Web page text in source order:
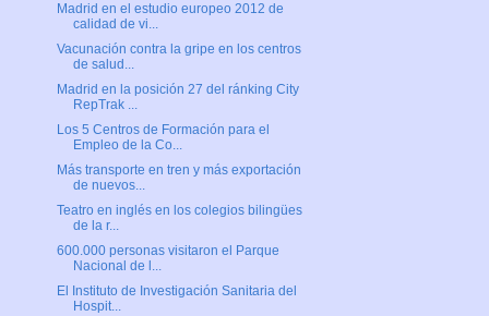
Madrid en el estudio europeo 2012 de
calidad de vi...
Vacunación contra la gripe en los centros
de salud...
Madrid en la posición 27 del ránking City
RepTrak ...
Los 5 Centros de Formación para el
Empleo de la Co...
Más transporte en tren y más exportación
de nuevos...
Teatro en inglés en los colegios bilingües
de la r...
600.000 personas visitaron el Parque
Nacional de l...
El Instituto de Investigación Sanitaria del
Hospit...